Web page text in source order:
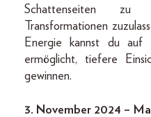
Schattenseiten
Transformationen
Energie kannst du
ermöglicht, tiefere
gewinnen.
3. November 2024 –